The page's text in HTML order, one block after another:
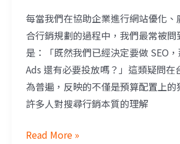
每當我們在協助企業進行網站優化、
合行銷規劃的過程中，我們最常被
是：「既然我們已經決定要做 SEO
Ads 還有必要投放嗎？」這類疑問在
為普遍，反映的不僅是預算配置上的
許多人對搜尋行銷本質的理解
Read More »